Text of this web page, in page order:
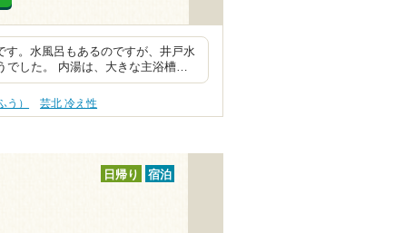
。水風呂もあるのですが、井戸水
でした。 内湯は、大きな主浴槽…
う） 芸北 冷え性
日帰り 宿泊